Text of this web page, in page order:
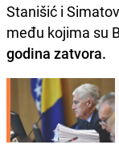
Stanišić i
među kojima su
godina zatvora.